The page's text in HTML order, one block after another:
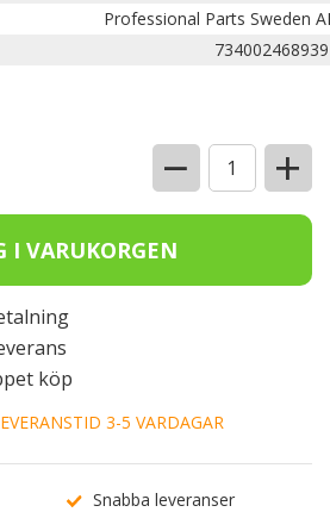
Professional Parts Sweden
− +
köp
3-5 VARDAGAR
Snabba leveranser